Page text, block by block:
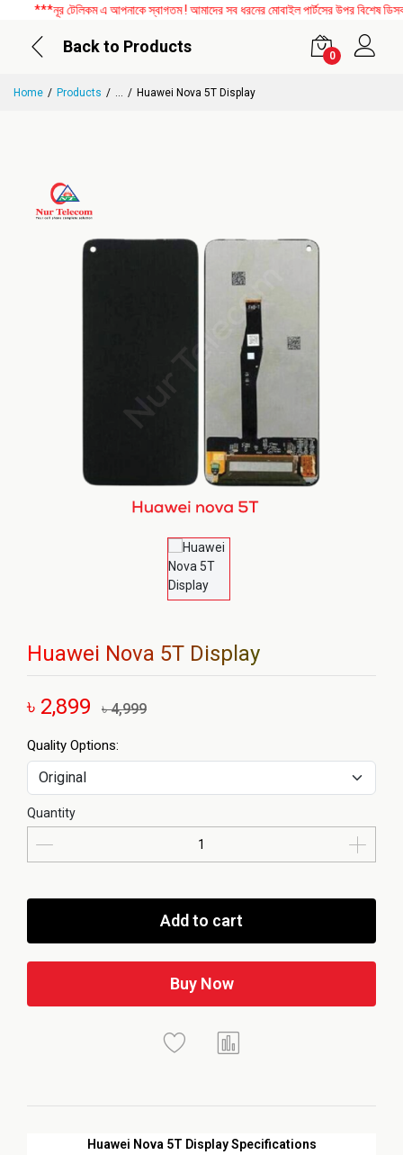
***নূর টেলিকম এ আপনাকে স্বাগতম ! আমাদের সব ধরনের মোবাইল পার্টসের উপর বিশেষ
Back to Products
0
Home Products ... Huawei Nova 5T Display
Huawei Nova 5T Display
৳ 2,899 ৳ 4,999
Huawei Nova 5T Display Specifications
Quality Options:
Quantity
Add to cart
Buy Now